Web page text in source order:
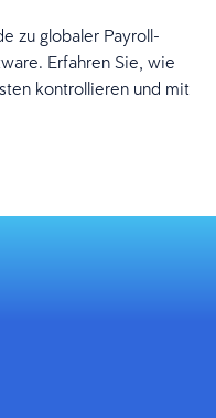
zu globaler Payroll-
Erfahren Sie, wie
kontrollieren und mit